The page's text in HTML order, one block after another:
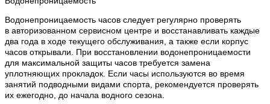
Водонепроницаемость часов следует регулярно проверять
в авторизованном сервисном центре и восстанавливать каждые
два года в ходе текущего обслуживания, а также если корпус
часов открывали. При восстановлении водонепроницаемости
для максимальной защиты часов требуется замена
уплотняющих прокладок. Если часы используются во время
занятий подводными видами спорта, рекомендуется проверять
их ежегодно, до начала водного сезона.